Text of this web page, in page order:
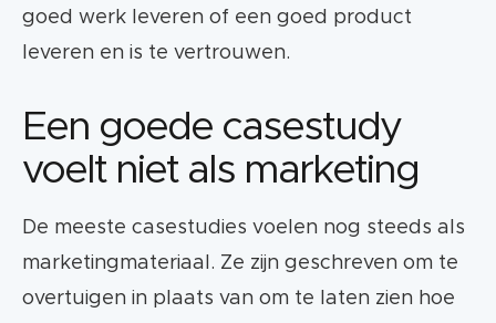
goed werk leveren of een goed product
leveren en is te vertrouwen.
Een goede casestudy
voelt niet als marketing
De meeste casestudies voelen nog steeds als
marketingmateriaal. Ze zijn geschreven om te
overtuigen in plaats van om te laten zien hoe